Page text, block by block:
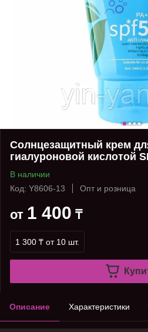
Солнцезащитный крем
гиалуроновой кислотой
В наличии
Код: Y8606-13
Опт и розница
от 1 400 ₸
1 300 ₸ от 10 шт.
Описание Характеристики